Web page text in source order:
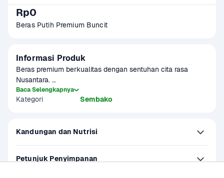
Rp0
Beras Putih Premium Buncit
Informasi Produk
Beras premium berkualitas dengan sentuhan cita rasa
Nusantara.
Item clearance sale adalah item serupa, namun merupakan
kerusakan yang signifikan, seperti berkutu, berjamur, bau
Baca Selengkapnya
Kategori Sembako
Kandungan dan Nutrisi
Petunjuk Penyimpanan